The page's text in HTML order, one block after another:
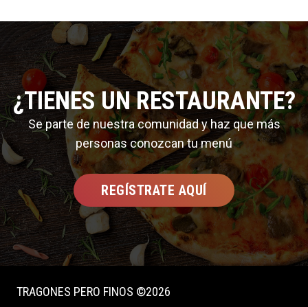
¿TIENES UN RESTAURANTE?
Se parte de nuestra comunidad y haz que más
personas conozcan tu menú
REGÍSTRATE AQUÍ
TRAGONES PERO FINOS ©2026